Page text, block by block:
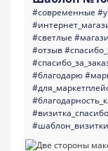
#современные
#светлые
#отзыв
#благодарю
#визитка_спасибо
#шаблон_визитки